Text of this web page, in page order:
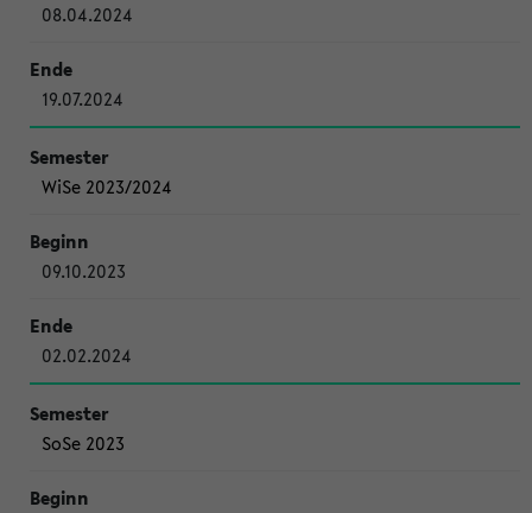
08.04.2024
19.07.2024
WiSe 2023/2024
09.10.2023
02.02.2024
SoSe 2023